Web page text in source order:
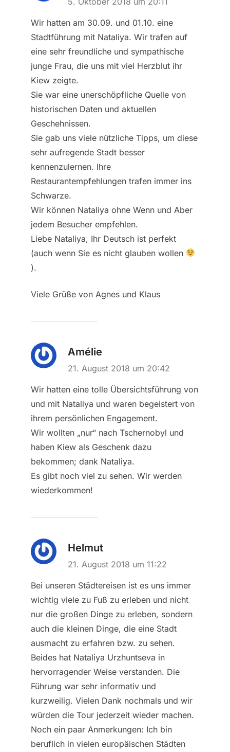
Wir hatten am 30.09. und 01.10. eine
Stadtführung mit Nataliya. Wir trafen auf
eine sehr freundliche und sympathische
junge Frau, die uns mit viel Herzblut ihr
Kiew zeigte.
Sie war eine unerschöpfliche Quelle von
historischen Daten und aktuellen
Geschehnissen.
Sie gab uns viele nützliche Tipps, um diese
sehr aufregende Stadt besser
kennenzulernen. Ihre
Restaurantempfehlungen trafen immer ins
Schwarze.
Wir können Nataliya ohne Wenn und Aber
jedem Besucher empfehlen.
Liebe Nataliya, Ihr Deutsch ist perfekt
(auch wenn Sie es nicht glauben wollen
).
Viele Grüße von Agnes und Klaus
Amélie
21. August 2018 um 20:42
Wir hatten eine tolle Übersichtsführung von
und mit Nataliya und waren begeistert von
ihrem persönlichen Engagement.
Wir wollten „nur“ nach Tschernobyl und
haben Kiew als Geschenk dazu
bekommen; dank Nataliya.
Es gibt noch viel zu sehen. Wir werden
wiederkommen!
Helmut
21. August 2018 um 11:22
Bei unseren Städtereisen ist es uns immer
wichtig viele zu Fuß zu erleben und nicht
nur die großen Dinge zu erleben, sondern
auch die kleinen Dinge, die eine Stadt
ausmacht zu erfahren bzw. zu sehen.
Beides hat Nataliya Urzhuntseva in
hervorragender Weise verstanden. Die
Führung war sehr informativ und
kurzweilig. Vielen Dank nochmals und wir
würden die Tour jederzeit wieder machen.
Noch ein paar Anmerkungen: Ich bin
beruflich in vielen europäischen Städten